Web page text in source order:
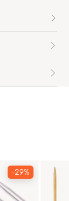
-29%